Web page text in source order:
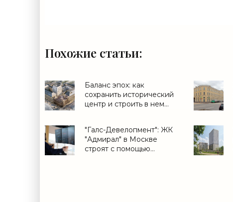
Похожие статьи:
Баланс эпох: как
сохранить исторический
центр и строить в нем
- «Строительство»
"Галс-Девелопмент": ЖК
"Адмирал" в Москве
строят с помощью